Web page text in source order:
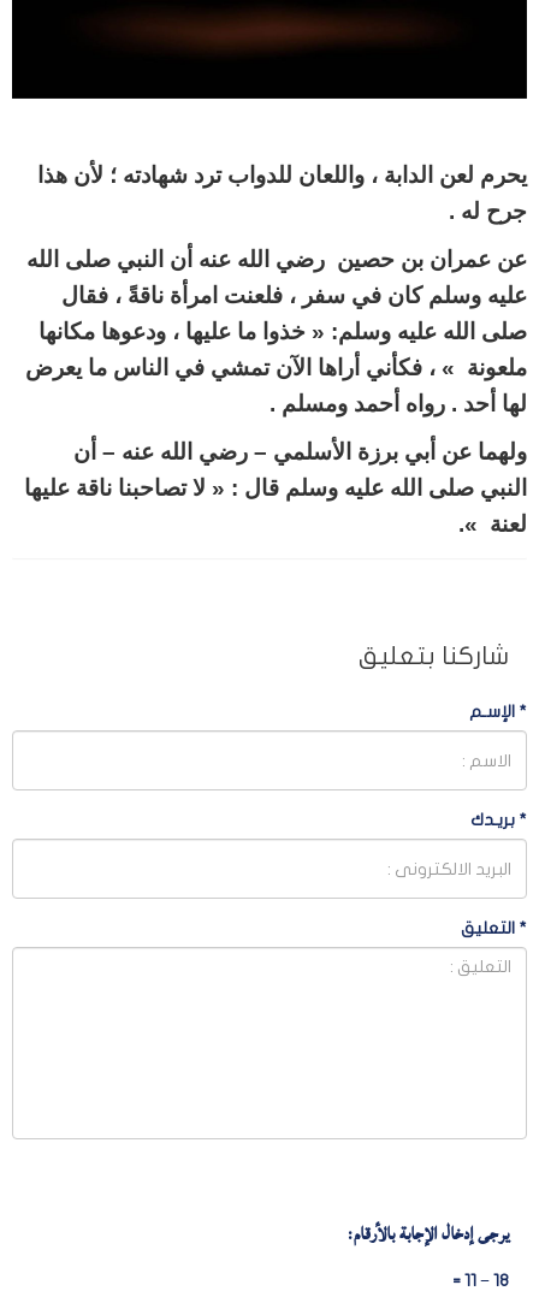
يحرم لعن الدابة ، واللعان للدواب ترد شهادته ؛ لأن هذا
جرح له .
عن عمران بن حصين رضي الله عنه أن النبي صلى الله
عليه وسلم كان في سفر ، فلعنت امرأة ناقةً ، فقال
صلى الله عليه وسلم: « خذوا ما عليها ، ودعوها مكانها
ملعونة » ، فكأني أراها الآن تمشي في الناس ما يعرض
لها أحد . رواه أحمد ومسلم .
ولهما عن أبي برزة الأسلمي – رضي الله عنه – أن
النبي صلى الله عليه وسلم قال : « لا تصاحبنا ناقة عليها
لعنة ».
شاركنا بتعليق
* الإسـم
* بريـدك
* التعليق
يرجى إدخال الإجابة بالأرقام:
18 − 11 =